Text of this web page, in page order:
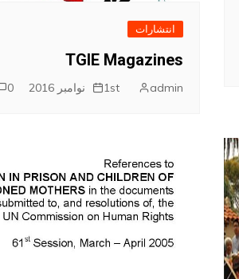
انتشارات
TGIE Magazines
admin 1st نوامبر 2016 0